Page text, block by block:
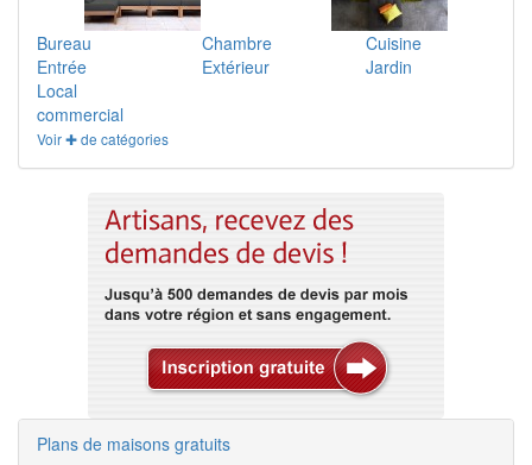
Bureau Chambre
Cuisine
Entrée
Extérieur
Jardin
Local
commercial
Voir ✚ de catégories
Plans de maisons gratuits